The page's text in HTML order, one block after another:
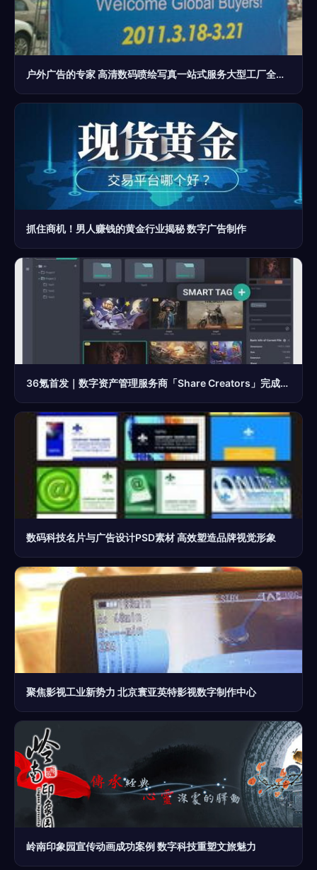
户外广告的专家 高清数码喷绘写真一站式服务大型工厂全解析
抓住商机！男人赚钱的黄金行业揭秘 数字广告制作
36氪首发｜数字资产管理服务商「Share Creators」完成500万美元融资，以工具化手段帮助企业从数字资产管理中解放
数码科技名片与广告设计PSD素材 高效塑造品牌视觉形象
聚焦影视工业新势力 北京寰亚英特影视数字制作中心
岭南印象园宣传动画成功案例 数字科技重塑文旅魅力